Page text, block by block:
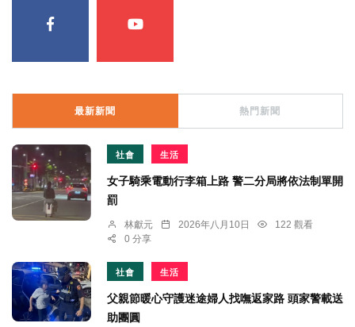
最新新聞 熱門新聞
社會 生活
女子騎乘電動行李箱上路 警二分局將依法制單開
罰
林獻元 2026年八月10日
122 觀看
0 分享
社會 生活
父親節暖心守護迷途婦人找嘸返家路 頭家警載送
助團圓